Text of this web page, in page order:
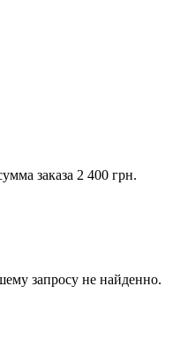
заказа 2 400 грн.
запросу не найденно.